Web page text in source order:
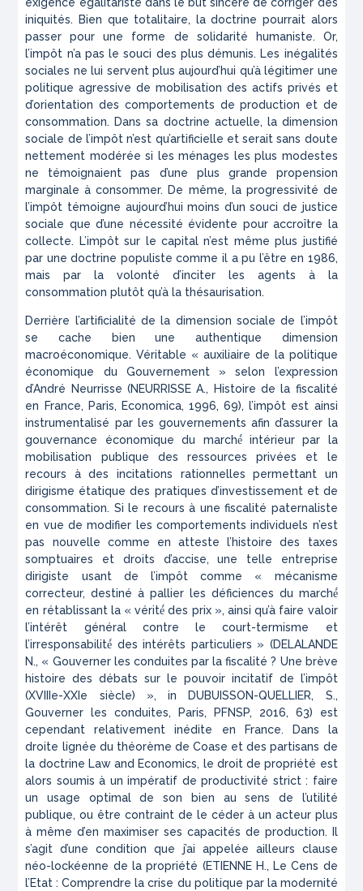
iniquités. Bien que totalitaire, la doctrine pourrait alors
passer pour une forme de solidarité humaniste. Or,
l’impôt n’a pas le souci des plus démunis. Les inégalités
sociales ne lui servent plus aujourd’hui qu’à légitimer une
politique agressive de mobilisation des actifs privés et
d’orientation des comportements de production et de
consommation. Dans sa doctrine actuelle, la dimension
sociale de l’impôt n’est qu’artificielle et serait sans doute
nettement modérée si les ménages les plus modestes
ne témoignaient pas d’une plus grande propension
marginale à consommer. De même, la progressivité de
l’impôt témoigne aujourd’hui moins d’un souci de justice
sociale que d’une nécessité évidente pour accroître la
collecte. L’impôt sur le capital n’est même plus justifié
par une doctrine populiste comme il a pu l’être en 1986,
mais par la volonté d’inciter les agents à la
consommation plutôt qu’à la thésaurisation.
Derrière l’artificialité de la dimension sociale de l’impôt
se cache bien une authentique dimension
macroéconomique. Véritable « auxiliaire de la politique
économique du Gouvernement » selon l’expression
d’André Neurrisse (NEURRISSE A.,
Histoire de la fiscalité
en France, Paris, Economica, 1996, 69), l’impôt est ainsi
instrumentalisé par les gouvernements afin d’assurer la
gouvernance économique du marché́ intérieur par la
mobilisation publique des ressources privées et le
recours à des incitations rationnelles permettant un
dirigisme étatique des pratiques d’investissement et de
consommation. Si le recours à une fiscalité paternaliste
en vue de modifier les comportements individuels n’est
pas nouvelle comme en atteste l’histoire des taxes
somptuaires et droits d’accise, une telle entreprise
dirigiste usant de l’impôt comme « mécanisme
correcteur, destiné à pallier les déficiences du marché́
en rétablissant la « vérité́ des prix », ainsi qu’à faire valoir
l’intérêt général contre le court-termisme et
l’irresponsabilité́ des intérêts particuliers » (DELALANDE
N., « Gouverner les conduites par la fiscalité ? Une brève
histoire des débats sur le pouvoir incitatif de l’impôt
(XVIIIe-XXIe siècle) », in DUBUISSON-QUELLIER, S.,
Gouverner les conduites, Paris, PFNSP, 2016, 63) est
cependant relativement inédite en France. Dans la
droite lignée du théorème de Coase et des partisans de
la doctrine Law and Economics, le droit de propriété est
alors soumis à un impératif de productivité strict : faire
un usage optimal de son bien au sens de l’utilité
publique, ou être contraint de le céder à un acteur plus
à même d’en maximiser ses capacités de production. Il
s’agit d’une condition que j’ai appelée ailleurs clause
néo-lockéenne de la propriété (ETIENNE H., Le Cens de
l’Etat : Comprendre la crise du politique par la modernité